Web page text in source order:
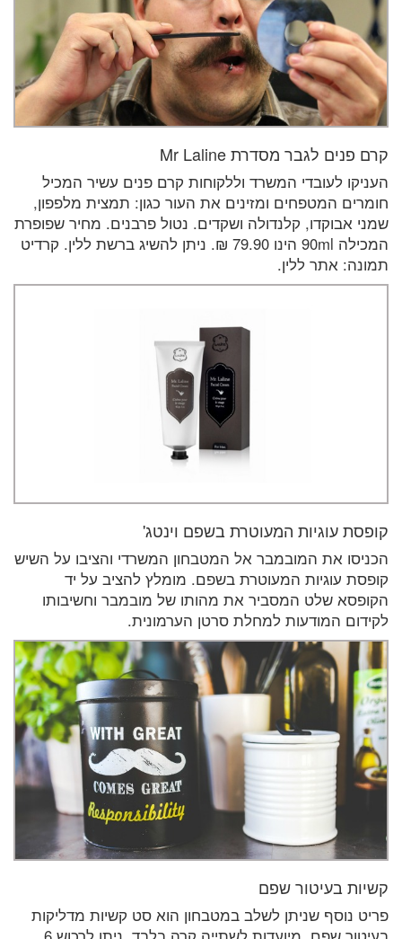
קרם פנים לגבר מסדרת Mr Laline
העניקו לעובדי המשרד וללקוחות קרם פנים עשיר המכיל
חומרים המטפחים ומזינים את העור כגון: תמצית מלפפון,
שמני אבוקדו, קלנדולה ושקדים. נטול פרבנים. מחיר שפופרת
המכילה 90ml הינו 79.90 ₪. ניתן להשיג ברשת ללין. קרדיט
תמונה: אתר ללין.
קופסת עוגיות המעוטרת בשפם וינטג'
הכניסו את המובמבר אל המטבחון המשרדי והציבו על השיש
קופסת עוגיות המעוטרת בשפם. מומלץ להציב על יד
הקופסא שלט המסביר את מהותו של מובמבר וחשיבותו
לקידום המודעות למחלת סרטן הערמונית.
קשיות בעיטור שפם
פריט נוסף שניתן לשלב במטבחון הוא סט קשיות מדליקות